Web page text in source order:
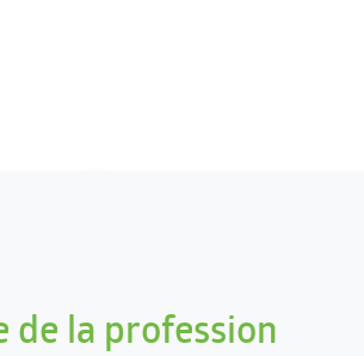
de la profession